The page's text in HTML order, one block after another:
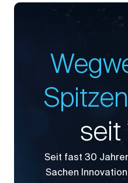
seit
Seit fast 30
Sachen